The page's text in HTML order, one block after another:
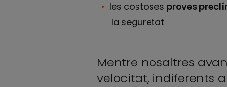
les costoses proves
la seguretat
Mentre nosaltres
velocitat, indiferents